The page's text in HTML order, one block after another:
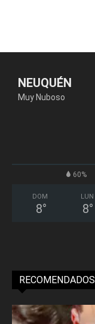
NEUQUÉN
Muy Nuboso
60%
DOM
8°
LUN
8°
RECOMENDADOS